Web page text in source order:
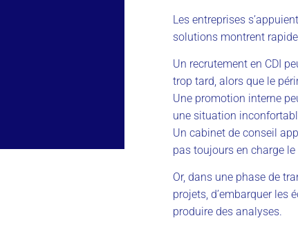
Les entreprises
solutions montrent
Un recrutement en CDI
trop tard, alors que le
Une promotion interne
une situation
Un cabinet de conseil
pas toujours en charge
Or, dans une phase de
projets, d’embarquer les
produire des analyses.